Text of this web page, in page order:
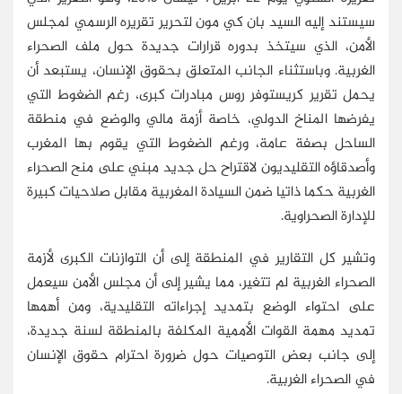
سيستند إليه السيد بان كي مون لتحرير تقريره الرسمي لمجلس
الأمن، الذي سيتخذ بدوره قرارات جديدة حول ملف الصحراء
الغربية. وباستثناء الجانب المتعلق بحقوق الإنسان، يستبعد أن
يحمل تقرير كريستوفر روس مبادرات كبرى، رغم الضغوط التي
يفرضها المناخ الدولي، خاصة أزمة مالي والوضع في منطقة
الساحل بصفة عامة، ورغم الضغوط التي يقوم بها المغرب
وأصدقاؤه التقليديون لاقتراح حل جديد مبني على منح الصحراء
الغربية حكما ذاتيا ضمن السيادة المغربية مقابل صلاحيات كبيرة
للإدارة الصحراوية.
وتشير كل التقارير في المنطقة إلى أن التوازنات الكبرى لأزمة
الصحراء الغربية لم تتغير، مما يشير إلى أن مجلس الأمن سيعمل
على احتواء الوضع بتمديد إجراءاته التقليدية، ومن أهمها
تمديد مهمة القوات الأممية المكلفة بالمنطقة لسنة جديدة،
إلى جانب بعض التوصيات حول ضرورة احترام حقوق الإنسان
في الصحراء الغربية.